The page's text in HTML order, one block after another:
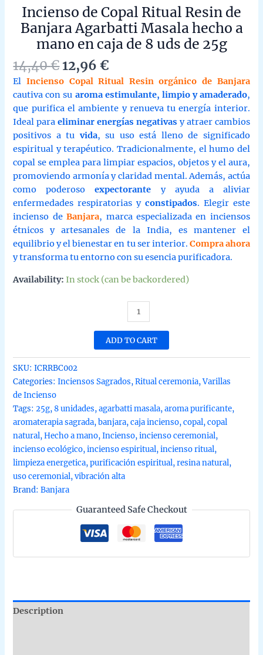
Incienso de Copal Ritual Resin de
Banjara Agarbatti Masala hecho a
mano en caja de 8 uds de 25g
14,40€Original
price
was:
14,40 €.
12,96€
price
is:
12,96 €.
ElIncienso Copal Ritual Resin orgánico de Banjara
cautiva con su aroma estimulante, limpio y amaderado,
que purifica el ambiente y renueva tu energía interior.
Ideal paraeliminar energías negativas y atraer cambios
positivos a tu vida, su uso está lleno de significado
espiritual y terapéutico. Tradicionalmente, el humo del
copal se emplea para limpiar espacios, objetos y el aura,
promoviendo armonía y claridad mental. Además, actúa
como poderosoexpectorante y ayuda a aliviar
enfermedades respiratorias y constipados. Elegir este
incienso deBanjara, marca especializada en inciensos
étnicos y artesanales de la India, es mantener el
equilibrio y el bienestar en tu ser interior. Compra ahora
y transforma tu entorno con su esencia purificadora.
Availability: In stock (can be backordered)
Incienso
Copal
Ritual
Resin
Banjara
Agarbatti
Masala
hecho
mano
8
uds
de
ADD TO CART
SKU:ICRRBC002
Categories:Inciensos Sagrados,Ritual ceremonia,Varillas
de Incienso
Tags:25g,8 unidades,agarbatti masala,aroma purificante,
aromaterapia sagrada,banjara,caja incienso,copal,copal
natural,Hecho a mano,Incienso,incienso ceremonial,
incienso ecológico,incienso espiritual,incienso ritual,
limpieza energetica,purificación espiritual,resina natural,
uso ceremonial,vibración alta
Brand:Banjara
Guaranteed Safe Checkout
Description